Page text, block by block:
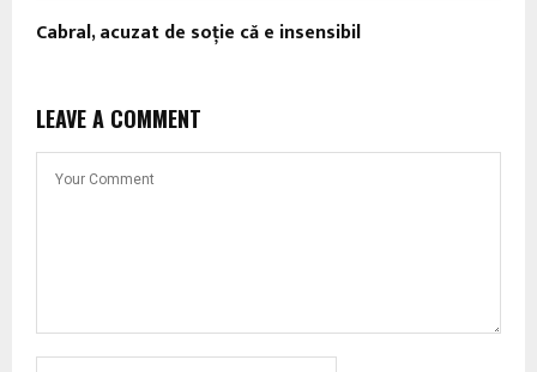
Cabral, acuzat de soție că e insensibil
LEAVE A COMMENT